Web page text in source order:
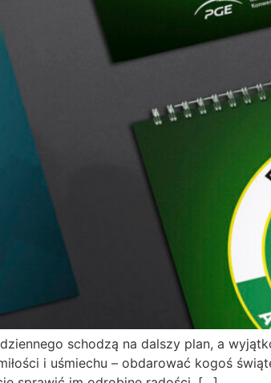
schodzą na dalszy plan, a
i uśmiechu – obdarować kogoś